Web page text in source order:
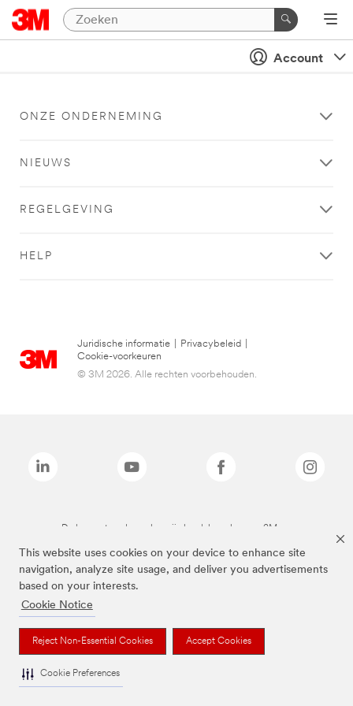
This website uses cookies on your device to enhance site
navigation, analyze site usage, and deliver you advertisements
based on your interests.
Cookie Notice
Reject Non-Essential Cookies Accept Cookies
Cookie Preferences
Account
ONZE ONDERNEMING
NIEUWS
REGELGEVING
HELP
Juridische informatie Privacybeleid
Cookie-voorkeuren
© 3M 2026. Alle rechten voorbehouden.
De bovenstaande merken zijn handelsmerken van 3M.we